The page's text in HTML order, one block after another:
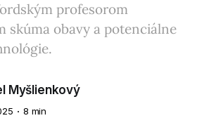
profesorom
skúma obavy a potenciálne
Myšlienkový
8 min